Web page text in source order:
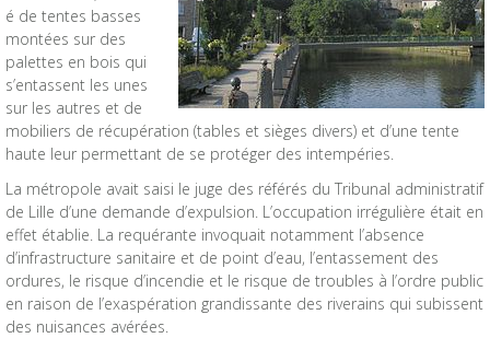
é de tentes basses
montées sur des
palettes en bois qui
s’entassent les unes
sur les autres et de
mobiliers de récupération (tables et sièges divers) et d’une tente
haute leur permettant de se protéger des intempéries.
La métropole avait saisi le juge des référés du Tribunal administratif
de Lille d’une demande d’expulsion. L’occupation irrégulière était en
effet établie. La requérante invoquait notamment l’absence
d’infrastructure sanitaire et de point d’eau, l’entassement des
ordures, le risque d’incendie et le risque de troubles à l’ordre public
en raison de l’exaspération grandissante des riverains qui subissent
des nuisances avérées.